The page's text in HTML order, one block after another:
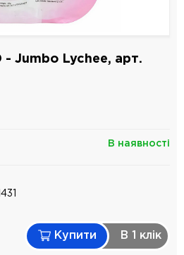
Jumbo Lychee, арт.
В наявності
Купити В 1 клiк